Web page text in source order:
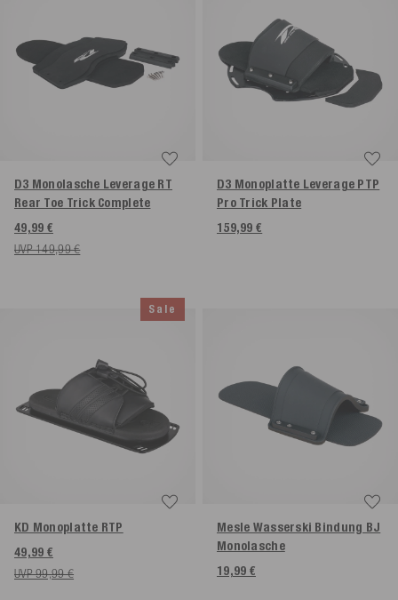
D3 Monolasche Leverage RT
Rear Toe Trick Complete
49,99 €
UVP 149,99 €
D3 Monoplatte Leverage PTP
Pro Trick Plate
159,99 €
Sale
KD Monoplatte RTP
49,99 €
UVP 99,99 €
Mesle Wasserski Bindung BJ
Monolasche
19,99 €